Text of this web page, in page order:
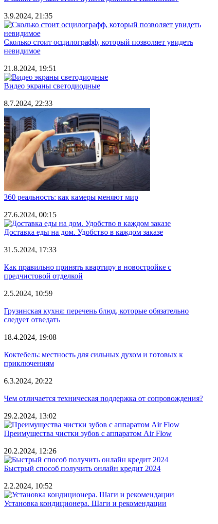
3.9.2024, 21:35
Сколько стоит осцилографф, который позволяет увидеть
невидимое
21.8.2024, 19:51
Видео экраны светодиодные
8.7.2024, 22:33
360 реальность: как камеры меняют мир
27.6.2024, 00:15
Доставка еды на дом. Удобство в каждом заказе
31.5.2024, 17:33
Как правильно принять квартиру в новостройке с
предчистовой отделкой
2.5.2024, 10:59
Грузинская кухня: перечень блюд, которые обязательно
следует отведать
18.4.2024, 19:08
Коктебель: местность для сильных духом и готовых к
приключениям
6.3.2024, 20:22
Чем отличается техническая поддержка от сопровождения?
29.2.2024, 13:02
Преимущества чистки зубов с аппаратом Air Flow
20.2.2024, 12:26
Быстрый способ получить онлайн кредит 2024
2.2.2024, 10:52
Установка кондиционера. Шаги и рекомендации